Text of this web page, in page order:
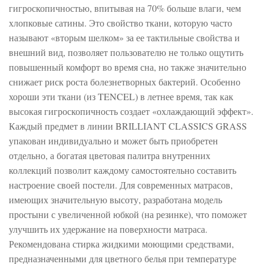
гигроскопичностью, впитывая на 70% больше влаги, чем
хлопковые сатины. Это свойство ткани, которую часто
называют «вторым шелком» за ее тактильные свойства и
внешний вид, позволяет пользователю не только ощутить
повышенный комфорт во время сна, но также значительно
снижает риск роста болезнетворных бактерий. Особенно
хороши эти ткани (из TENCEL) в летнее время, так как
высокая гигроскопичность создает «охлаждающий эффект».
Каждый предмет в линии BRILLIANT CLASSICS GRASS
упакован индивидуально и может быть приобретен
отдельно, а богатая цветовая палитра внутренних
коллекций позволит каждому самостоятельно составить
настроение своей постели. Для современных матрасов,
имеющих значительную высоту, разработана модель
простыни с увеличенной юбкой (на резинке), что поможет
улучшить их удержание на поверхности матраса.
Рекомендована стирка жидкими моющими средствами,
предназначенными для цветного белья при температуре